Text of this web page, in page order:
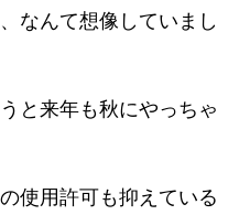
なんて想像していまし
と来年も秋にやっちゃ
使用許可も抑えている